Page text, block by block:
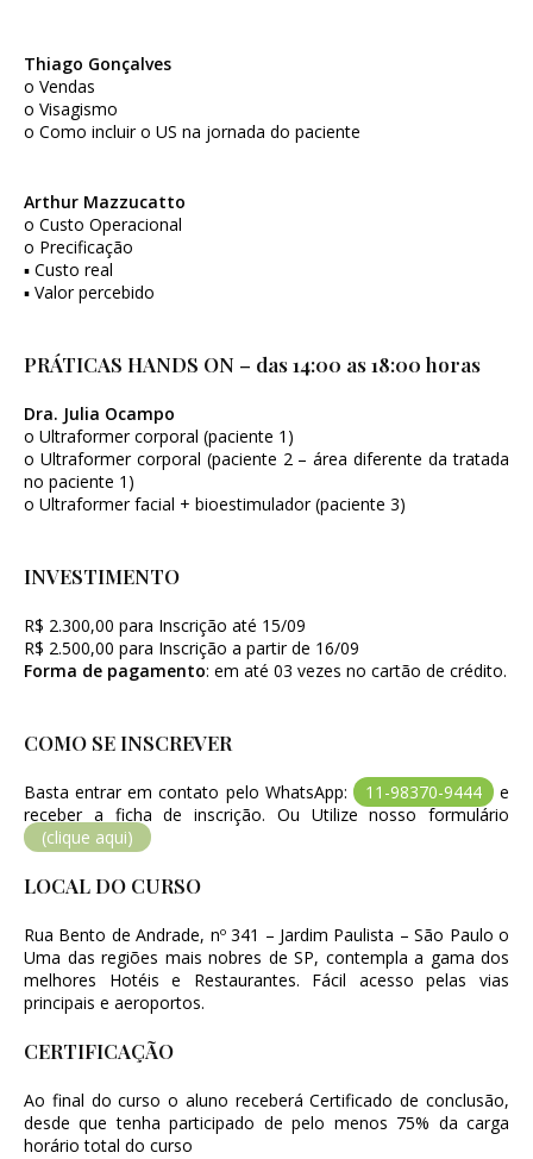
Thiago Gonçalves
o Vendas
o Visagismo
o Como incluir o US na jornada do paciente
Arthur Mazzucatto
o Custo Operacional
o Precificação
▪ Custo real
▪ Valor percebido
PRÁTICAS HANDS ON – das 14:00 as 18:00 horas
Dra. Julia Ocampo
o Ultraformer corporal (paciente 1)
o Ultraformer corporal (paciente 2 – área diferente da tratada
no paciente 1)
o Ultraformer facial + bioestimulador (paciente 3)
INVESTIMENTO
R$ 2.300,00 para Inscrição até 15/09
R$ 2.500,00 para Inscrição a partir de 16/09
Forma de pagamento: em até 03 vezes no cartão de crédito.
COMO SE INSCREVER
Basta entrar em contato pelo WhatsApp: 11-98370-9444 e
receber a ficha de inscrição. Ou Utilize nosso formulário
(clique aqui)
LOCAL DO CURSO
Rua Bento de Andrade, nº 341 – Jardim Paulista – São Paulo o
Uma das regiões mais nobres de SP, contempla a gama dos
melhores Hotéis e Restaurantes. Fácil acesso pelas vias
principais e aeroportos.
CERTIFICAÇÃO
Ao final do curso o aluno receberá Certificado de conclusão,
desde que tenha participado de pelo menos 75% da carga
horário total do curso